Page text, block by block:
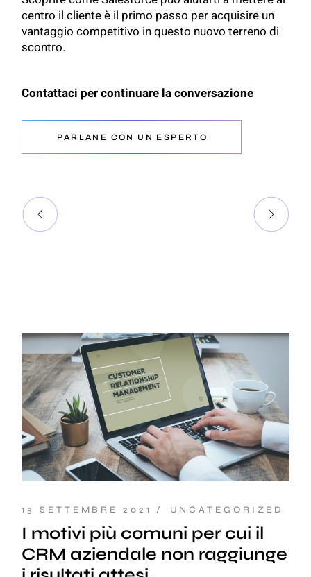
centro il cliente è il primo passo per acquisire un
vantaggio competitivo in questo nuovo terreno di
scontro.
Contattaci per continuare la conversazione
PARLANE CON UN ESPERTO
13 SETTEMBRE 2021 UNCATEGORIZED
I motivi più comuni per cui il
CRM aziendale non raggiunge